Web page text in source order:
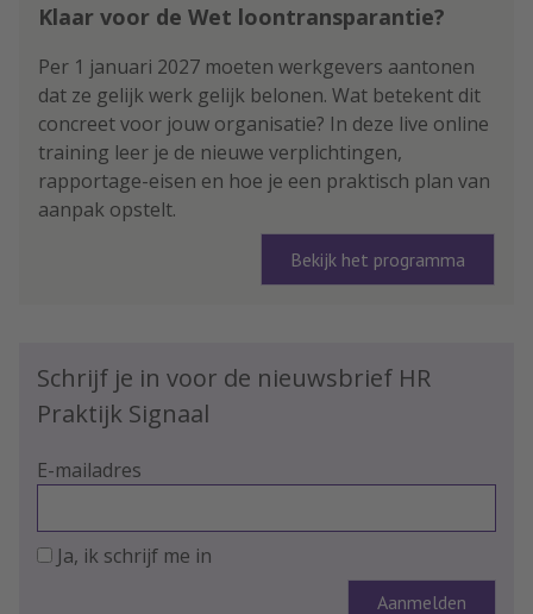
Klaar voor de Wet loontransparantie?
Per 1 januari 2027 moeten werkgevers aantonen
dat ze gelijk werk gelijk belonen. Wat betekent dit
concreet voor jouw organisatie? In deze live online
training leer je de nieuwe verplichtingen,
rapportage-eisen en hoe je een praktisch plan van
aanpak opstelt.
Bekijk het programma
Schrijf je in voor de nieuwsbrief HR
Praktijk Signaal
E-mailadres
Ja, ik schrijf me in